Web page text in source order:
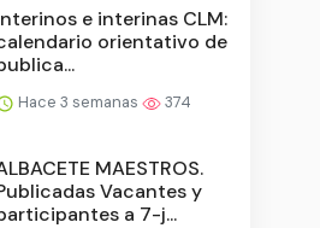
e interinas CLM:
orientativo de
Hace 3 semanas 374
MAESTROS.
Vacantes y
a 7-j...